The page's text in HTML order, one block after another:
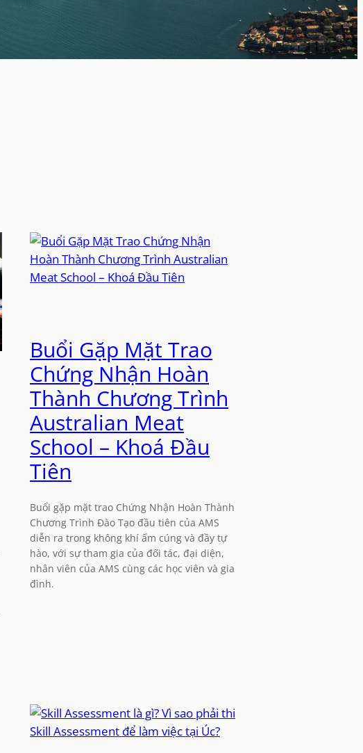
Buổi Gặp Mặt Trao
Chứng Nhận Hoàn
Thành Chương Trình
Australian Meat
School – Khoá Đầu
Tiên
Buổi gặp mặt trao Chứng Nhận Hoàn Thành
Chương Trình Đào Tạo đầu tiên của AMS
diễn ra trong không khí ấm cúng và đầy tự
hào, với sự tham gia của đối tác, đại diện,
nhân viên của AMS cùng các học viên và gia
đình.